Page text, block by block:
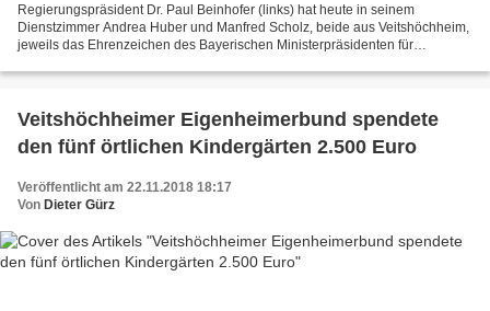
Regierungspräsident Dr. Paul Beinhofer (links) hat heute in seinem
Dienstzimmer Andrea Huber und Manfred Scholz, beide aus Veitshöchheim,
jeweils das Ehrenzeichen des Bayerischen Ministerpräsidenten für
Veitshöchheimer Eigenheimerbund spendete
den fünf örtlichen Kindergärten 2.500 Euro
Veröffentlicht am 22.11.2018 18:17
Von Dieter Gürz